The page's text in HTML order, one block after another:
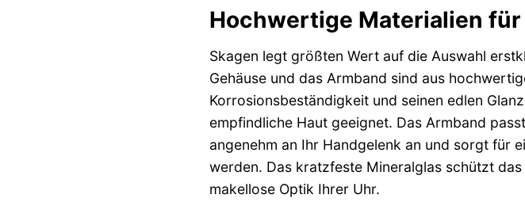
Hochwertige Materialien
Skagen legt größten Wert auf die Auswahl
Gehäuse und das Armband sind aus
Korrosionsbeständigkeit und seinen edlen
empfindliche Haut geeignet. Das Armband
angenehm an Ihr Handgelenk an und sorgt für
werden. Das kratzfeste Mineralglas schützt
makellose Optik Ihrer Uhr.